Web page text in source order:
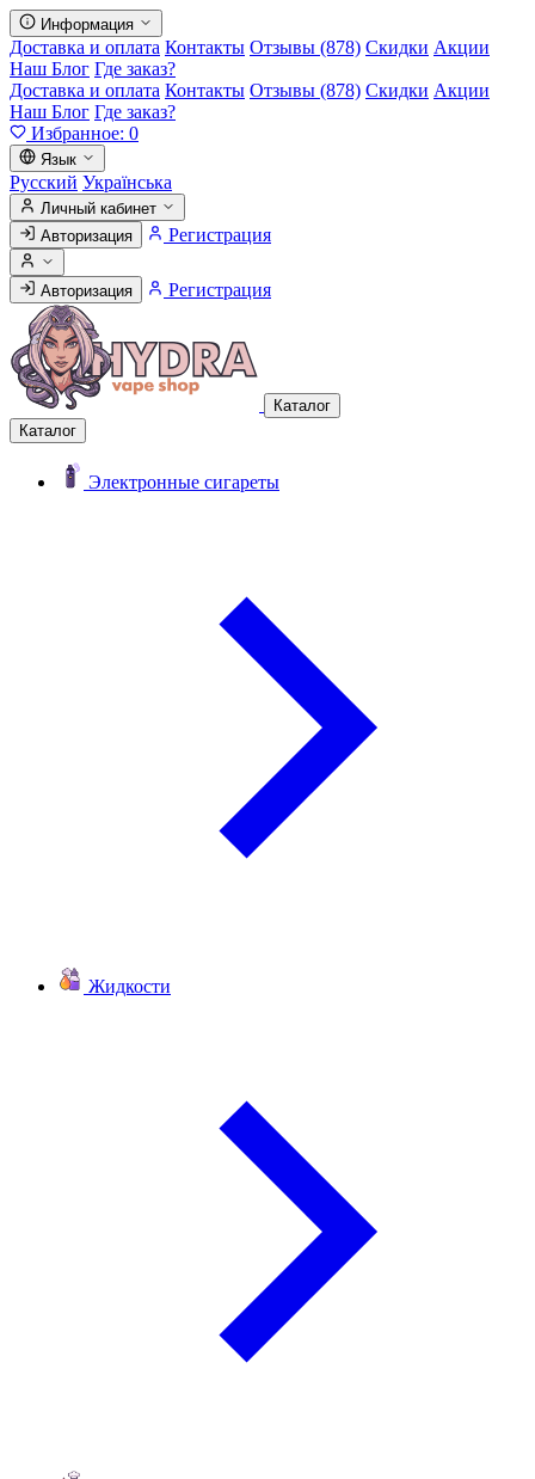
Информация
Доставка и оплата Контакты Отзывы (878) Скидки Акции
Наш Блог Где заказ?
Доставка и оплата Контакты Отзывы (878) Скидки Акции
Наш Блог Где заказ?
Избранное: 0
Язык
Русский Українська
Личный кабинет
Авторизация
Регистрация
Авторизация Регистрация
Каталог
Каталог
Электронные сигареты
Жидкости